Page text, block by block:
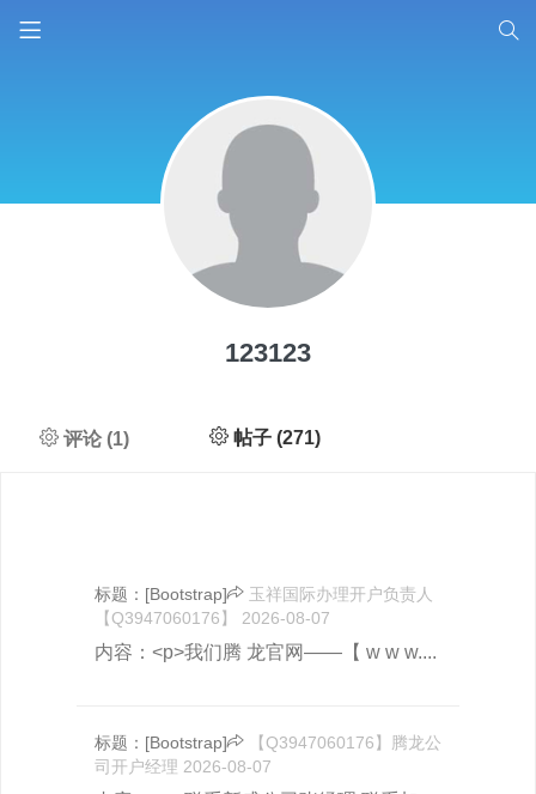
123123
评论 (1) 帖子 (271)
标题： [Bootstrap]
玉祥国际办理开户负责人
【Q3947060176】 2026-08-07
内容：<p>我们腾 龙官网——【 w w w....
标题： [Bootstrap]
【Q3947060176】腾龙公
司开户经理 2026-08-07